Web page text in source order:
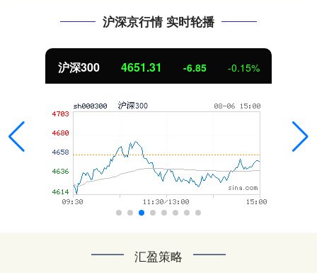
沪深京行情 实时轮播
沪深300 4651.31 -6.85 -0.15%
汇盈策略